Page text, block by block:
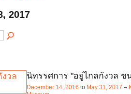
2017
นิทรรศการ "อยู่ไกลกังวล
December 14, 2016 to May 31, 2017 –